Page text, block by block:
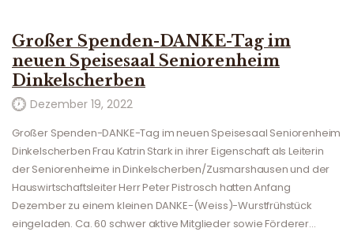
Großer Spenden-DANKE-Tag im
neuen Speisesaal Seniorenheim
Dinkelscherben
Dezember 19, 2022
Großer Spenden-DANKE-Tag im neuen Speisesaal Seniorenheim
Dinkelscherben Frau Katrin Stark in ihrer Eigenschaft als Leiterin
der Seniorenheime in Dinkelscherben/Zusmarshausen und der
Hauswirtschaftsleiter Herr Peter Pistrosch hatten Anfang
Dezember zu einem kleinen DANKE-(Weiss)-Wurstfrühstück
eingeladen. Ca. 60 schwer aktive Mitglieder sowie Förderer…